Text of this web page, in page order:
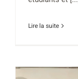
Lire la suite